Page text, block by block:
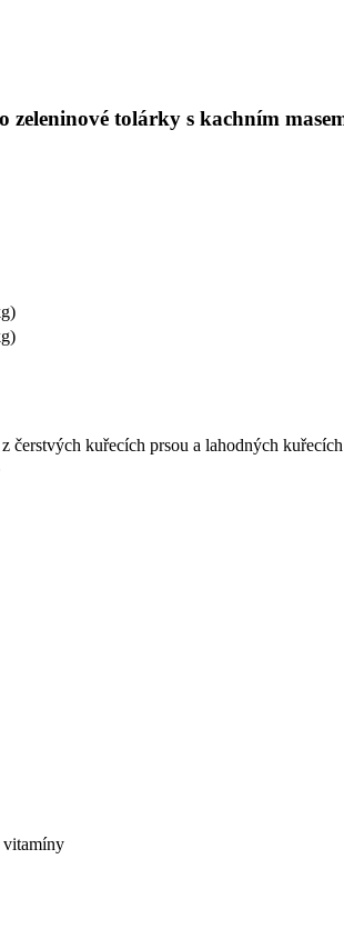
tolárky s kachním
čerstvých kuřecích prsou a lahodných
vitamíny